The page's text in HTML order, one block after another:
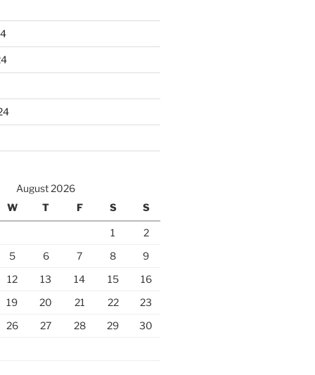
August 2026
W T F S S
1
2
5 6 7 8
9
12 13 14 15
16
19 20 21 22
23
26 27 28 29
30